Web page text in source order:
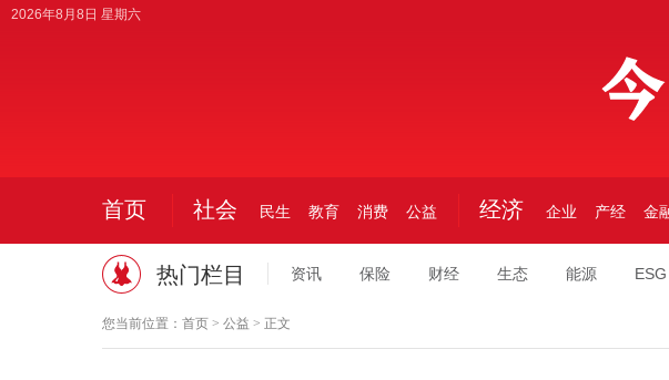
2026年8月8日 星期六
首页 社会 民生 教育 消费 公益 经济 企业 产经 金
热门栏目 资讯 保险 财经 生态 能源 ESG
您当前位置： 首页 > 公益 > 正文